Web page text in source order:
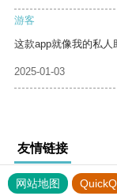
游客
这款app就像我的私人
2025-01-03
友情链接
网站地图 QuickQ